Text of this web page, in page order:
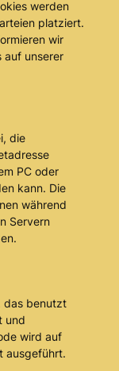
werden
platziert.
wir
auf unserer
die
PC oder
kann. Die
während
Servern
das benutzt
und
wird auf
ausgeführt.